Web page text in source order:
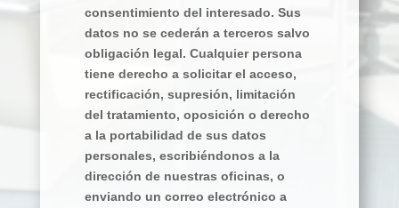
consentimiento del interesado. Sus
datos no se cederán a terceros salvo
obligación legal. Cualquier persona
tiene derecho a solicitar el acceso,
rectificación, supresión, limitación
del tratamiento, oposición o derecho
a la portabilidad de sus datos
personales, escribiéndonos a la
dirección de nuestras oficinas, o
enviando un correo electrónico a